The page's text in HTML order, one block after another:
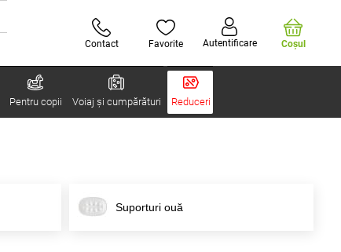
Contact Favorite Autentificare Coşul
Pentru copii Voiaj și cumpărături Reduceri
Suporturi ouă